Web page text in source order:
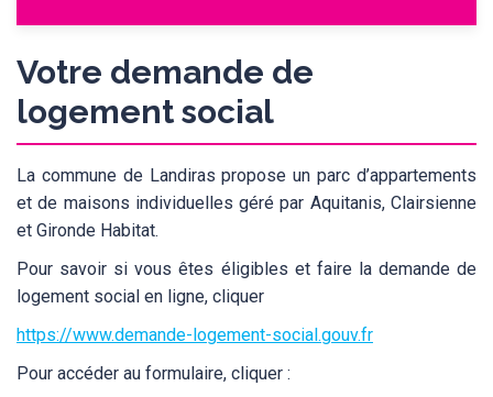
Votre demande de
logement social
La commune de Landiras propose un parc d’appartements
et de maisons individuelles géré par Aquitanis, Clairsienne
et Gironde Habitat.
Pour savoir si vous êtes éligibles et faire la demande de
logement social en ligne, cliquer
https://www.demande-logement-social.gouv.fr
Pour accéder au formulaire, cliquer :